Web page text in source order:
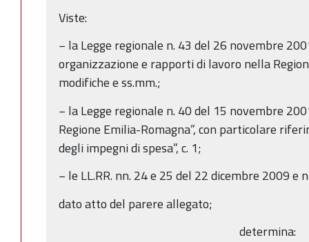
Viste:
− la Legge regionale n. 43 del 26 novembre
organizzazione e rapporti di lavoro nella
modifiche e ss.mm.;
− la Legge regionale n. 40 del 15 novembre
Regione Emilia-Romagna”, con particolare
degli impegni di spesa”, c. 1;
− le LL.RR. nn. 24 e 25 del 22 dicembre 2009 e
dato atto del parere allegato;
determina: